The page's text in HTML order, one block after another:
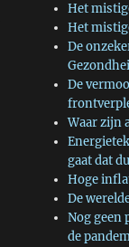
Het
Het
De
De
Waar zijn
gaat dat
Hoge
De
Nog geen
de